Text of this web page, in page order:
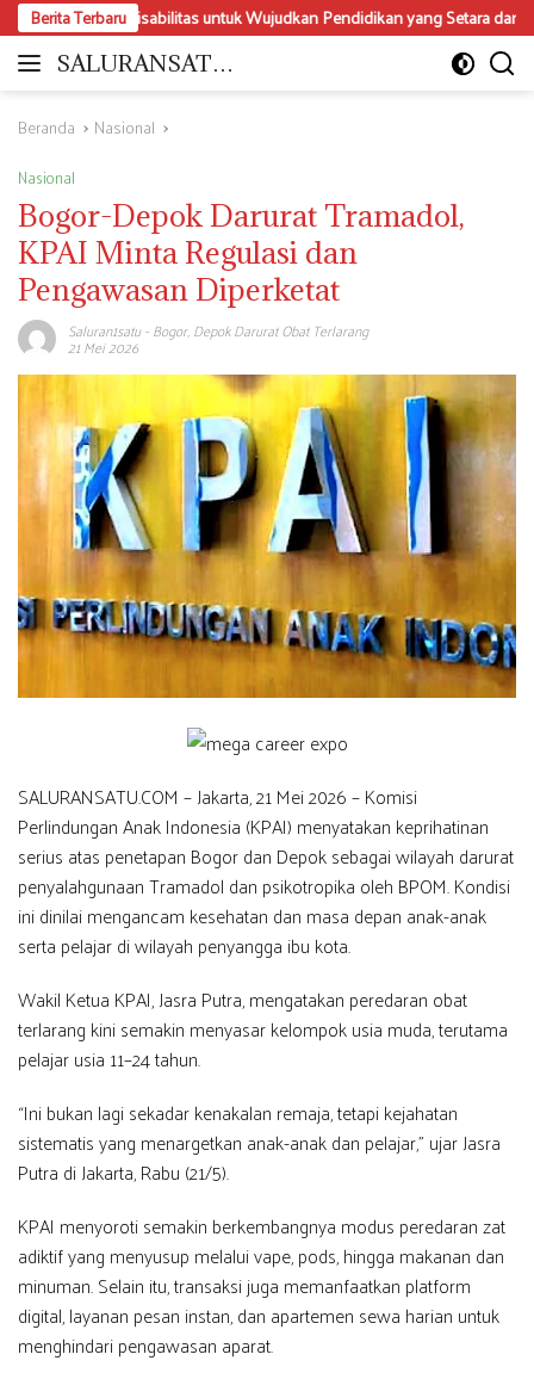
Langsung
ke
konten
Berita Terbaru
Disabilitas untuk Wujudkan Pendidikan yang Setara dan Inklusif
SALURANSATU.
Moderat
Mencerdaskan
Beranda Nasional
Nasional
Bogor-Depok Darurat Tramadol,
KPAI Minta Regulasi dan
Pengawasan Diperketat
Saluran1satu-Bogor,Depok Darurat Obat Terlarang
21 Mei 2026
SALURANSATU.COM – Jakarta, 21 Mei 2026 – Komisi
Perlindungan Anak Indonesia (KPAI) menyatakan keprihatinan
serius atas penetapan Bogor dan Depok sebagai wilayah darurat
penyalahgunaan Tramadol dan psikotropika oleh BPOM. Kondisi
ini dinilai mengancam kesehatan dan masa depan anak-anak
serta pelajar di wilayah penyangga ibu kota.
Wakil Ketua KPAI, Jasra Putra, mengatakan peredaran obat
terlarang kini semakin menyasar kelompok usia muda, terutama
pelajar usia 11–24 tahun.
“Ini bukan lagi sekadar kenakalan remaja, tetapi kejahatan
sistematis yang menargetkan anak-anak dan pelajar,” ujar Jasra
Putra di Jakarta, Rabu (21/5).
KPAI menyoroti semakin berkembangnya modus peredaran zat
adiktif yang menyusup melalui vape, pods, hingga makanan dan
minuman. Selain itu, transaksi juga memanfaatkan platform
digital, layanan pesan instan, dan apartemen sewa harian untuk
menghindari pengawasan aparat.